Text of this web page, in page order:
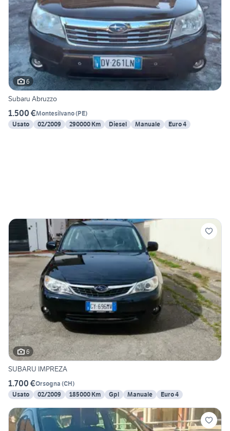
6
Subaru Abruzzo
1.500 €Montesilvano(PE)
Usato
02/2009 290000 Km Diesel Manuale Euro 4
6
SUBARU IMPREZA
1.700 €Orsogna (CH)
Usato
02/2009 185000 Km Gpl Manuale Euro 4